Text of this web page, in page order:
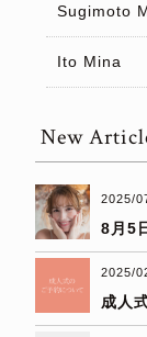
Sugimoto
Ito Mina
New
2025/
8月5
2025/
成人